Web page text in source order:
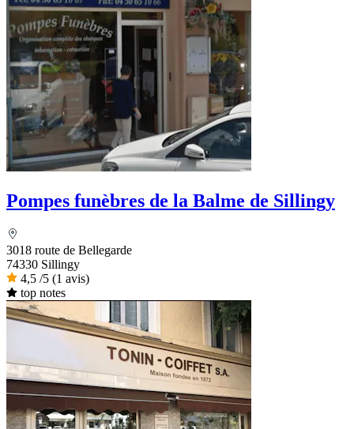
Pompes funèbres de la Balme de Sillingy
3018 route de Bellegarde
74330 Sillingy
4,5 /5 (1 avis)
top notes